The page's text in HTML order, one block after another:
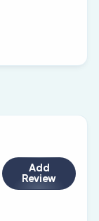
Add
Review